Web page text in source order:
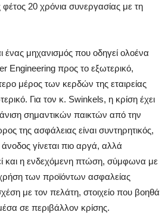
φέτος 20 χρόνια συνεργασίας με τη
ένας μηχανισμός που οδηγεί ολοένα
Engineering προς το εξωτερικό,
μέρος των κερδών της εταιρείας
Για τον κ. Swinkels, η κρίση έχει
σημαντικών παικτών από την
της ασφάλειας είναι συντηρητικός,
γίνεται πιο αργά, αλλά
και η ενδεχόμενη πτώση, σύμφωνα με
των προϊόντων ασφαλείας
με τον πελάτη, στοιχείο που βοηθά
σε περιβάλλον κρίσης.